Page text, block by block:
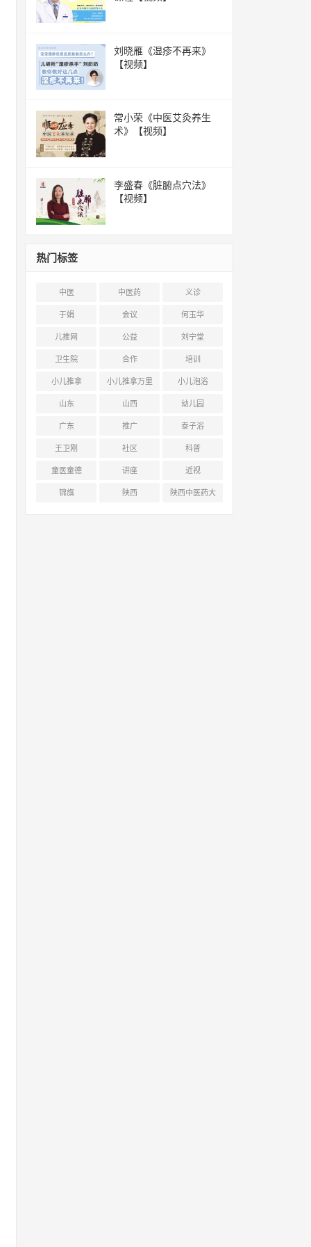
刘晓雁《湿疹不再来》
【视频】
常小荣《中医艾灸养生
术》【视频】
李盛春《脏腑点穴法》
【视频】
热门标签
中医 中医药 义诊
于娟 会议 何玉华
儿推网 公益 刘宁堂
卫生院 合作 培训
小儿推拿 小儿推拿万里
行
小儿泡浴
山东 山西 幼儿园
广东 推广 泰子浴
王卫刚 社区 科普
童医童德 讲座 近视
锦旗 陕西 陕西中医药大